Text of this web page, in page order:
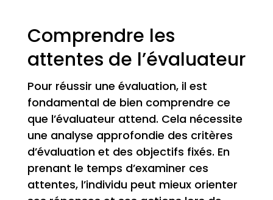
Comprendre les
attentes de l’évaluateur
Pour réussir une évaluation, il est
fondamental de bien comprendre ce
que l’évaluateur attend. Cela nécessite
une analyse approfondie des critères
d’évaluation et des objectifs fixés. En
prenant le temps d’examiner ces
attentes, l’individu peut mieux orienter